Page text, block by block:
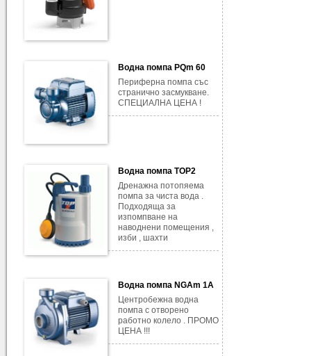
Водна помпа PQm 60
Периферна помпа със
странично засмукване.
СПЕЦИАЛНА ЦЕНА !
Водна помпа TOP2
Дренажна потопяема
помпа за чиста вода .
Подходяща за
изпомпване на
наводнени помещения ,
изби , шахти
Водна помпа NGAm 1A
Центробежна водна
помпа с отворено
работно колело . ПРОМО
ЦЕНА !!!